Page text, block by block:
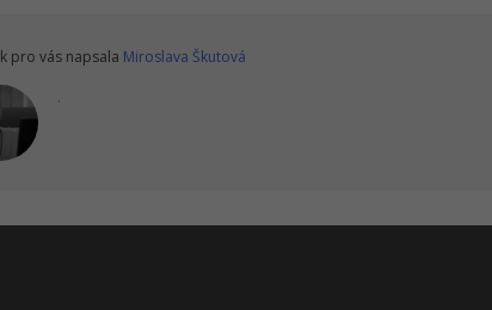
pro vás napsala Miroslava Škutová
.